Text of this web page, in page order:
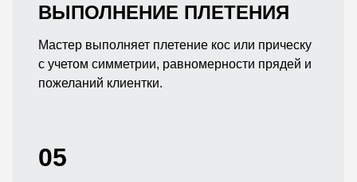
ВЫПОЛНЕНИЕ ПЛЕТЕНИЯ
Мастер выполняет плетение кос или прическу
с учетом симметрии, равномерности прядей и
пожеланий клиентки.
05